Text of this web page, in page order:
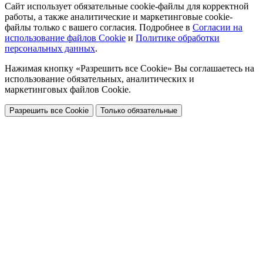
Сайт использует обязательные cookie-файлы для корректной
работы, а также аналитические и маркетинговые cookie-
файлы только с вашего согласия. Подробнее в Согласии на
использование файлов Cookie и Политике обработки
персональных данных.
Нажимая кнопку «Разрешить все Cookie» Вы соглашаетесь на
использование обязательных, аналитических и
маркетинговых файлов Cookie.
Разрешить все Cookie Только обязательные